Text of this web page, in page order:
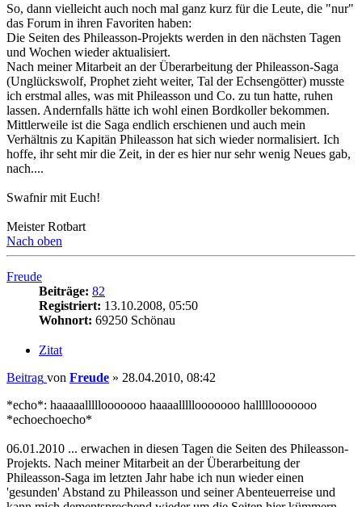
So, dann vielleicht auch noch mal ganz kurz für die Leute, die "nur"
das Forum in ihren Favoriten haben:
Die Seiten des Phileasson-Projekts werden in den nächsten Tagen
und Wochen wieder aktualisiert.
Nach meiner Mitarbeit an der Überarbeitung der Phileasson-Saga
(Unglückswolf, Prophet zieht weiter, Tal der Echsengötter) musste
ich erstmal alles, was mit Phileasson und Co. zu tun hatte, ruhen
lassen. Andernfalls hätte ich wohl einen Bordkoller bekommen.
Mittlerweile ist die Saga endlich erschienen und auch mein
Verhältnis zu Kapitän Phileasson hat sich wieder normalisiert. Ich
hoffe, ihr seht mir die Zeit, in der es hier nur sehr wenig Neues gab,
nach....
Swafnir mit Euch!
Meister Rotbart
Nach oben
Freude
Beiträge: 82
Registriert: 13.10.2008, 05:50
Wohnort: 69250 Schönau
Zitat
Beitrag von Freude » 28.04.2010, 08:42
*echo*: haaaaalllllooooooo haaaalllllooooooo halllllooooooo
*echoechoecho*
06.01.2010 ... erwachen in diesen Tagen die Seiten des Phileasson-
Projekts. Nach meiner Mitarbeit an der Überarbeitung der
Phileasson-Saga im letzten Jahr habe ich nun wieder einen
'gesunden' Abstand zu Phileasson und seiner Abenteuerreise und